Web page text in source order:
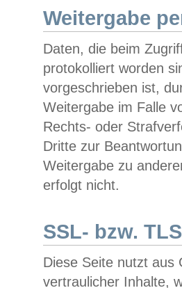
Weitergabe
Daten, die beim
protokolliert worden
vorgeschrieben ist,
Weitergabe im Falle
Rechts- oder
Dritte zur
Weitergabe zu
erfolgt nicht.
SSL- bzw.
Diese Seite nutzt aus
vertraulicher Inhalte,